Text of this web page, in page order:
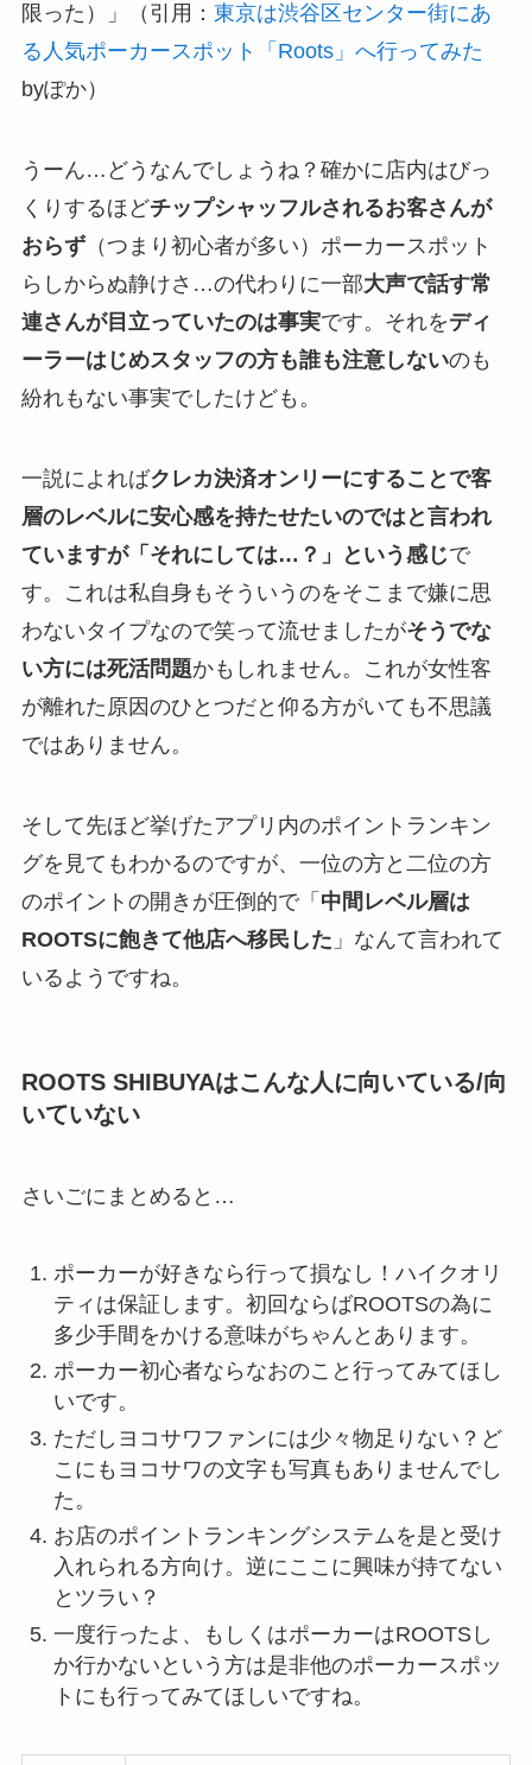
限った）」（引用： 東京は渋谷区センター街にあ
る人気ポーカースポット「Roots」へ行ってみた
byぽか）
うーん…どうなんでしょうね？確かに店内はびっ
くりするほどチップシャッフルされるお客さんが
おらず（つまり初心者が多い）ポーカースポット
らしからぬ静けさ…の代わりに一部大声で話す常
連さんが目立っていたのは事実です。それをディ
ーラーはじめスタッフの方も誰も注意しないのも
紛れもない事実でしたけども。
一説によればクレカ決済オンリーにすることで客
層のレベルに安心感を持たせたいのではと言われ
ていますが「それにしては…？」という感じで
す。これは私自身もそういうのをそこまで嫌に思
わないタイプなので笑って流せましたがそうでな
い方には死活問題かもしれません。これが女性客
が離れた原因のひとつだと仰る方がいても不思議
ではありません。
そして先ほど挙げたアプリ内のポイントランキン
グを見てもわかるのですが、一位の方と二位の方
のポイントの開きが圧倒的で「 中間レベル層は
ROOTSに飽きて他店へ移民した 」なんて言われて
いるようですね。
ROOTS SHIBUYAはこんな人 に向いている/向
いていない
さいごにまとめると…
ポーカーが好きなら行って損なし！ハイクオリ
ティは保証します。初回ならばROOTSの為に
多少手間をかける意味がちゃんとあります。
ポーカー初心者ならなおのこと行ってみてほし
いです。
ただしヨコサワファンには少々物足りない？ど
こにもヨコサワの文字も写真もありませんでし
た。
お店のポイントランキングシステムを是と受け
入れられる方向け。逆にここに興味が持てない
とツラい？
一度行ったよ、もしくはポーカーはROOTSし
か行かないという方は是非他のポーカースポッ
トにも行ってみてほしいですね。